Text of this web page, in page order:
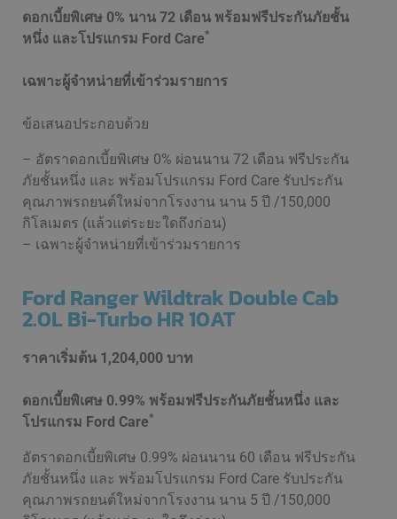
ดอกเบี้ยพิเศษ 0% นาน 72 เดือน พร้อมฟรีประกันภัยชั้น
หนึ่ง และโปรแกรม Ford Care*
เฉพาะผู้จำหน่ายที่เข้าร่วมรายการ
ข้อเสนอประกอบด้วย
– อัตราดอกเบี้ยพิเศษ 0% ผ่อนนาน 72 เดือน ฟรีประกัน
ภัยชั้นหนึ่ง และ พร้อมโปรแกรม Ford Care รับประกัน
คุณภาพรถยนต์ใหม่จากโรงงาน นาน 5 ปี /150,000
กิโลเมตร (แล้วแต่ระยะใดถึงก่อน)
– เฉพาะผู้จำหน่ายที่เข้าร่วมรายการ
Ford Ranger Wildtrak Double Cab
2.0L Bi-Turbo HR 10AT
ราคาเริ่มต้น 1,204,000 บาท
ดอกเบี้ยพิเศษ 0.99% พร้อมฟรีประกันภัยชั้นหนึ่ง และ
โปรแกรม Ford Care*
อัตราดอกเบี้ยพิเศษ 0.99% ผ่อนนาน 60 เดือน ฟรีประกัน
ภัยชั้นหนึ่ง และ พร้อมโปรแกรม Ford Care รับประกัน
คุณภาพรถยนต์ใหม่จากโรงงาน นาน 5 ปี /150,000